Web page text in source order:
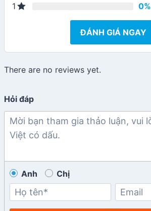
1
0%
ĐÁNH GIÁ NGAY
There are no reviews yet.
Hỏi đáp
Anh Chị